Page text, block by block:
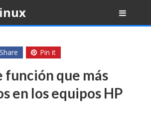
Share Pin it
función que más
en los equipos HP